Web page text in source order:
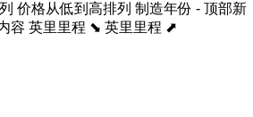
价格从低到高排列 制造年份 - 顶部新
容 英里里程 ⬊ 英里里程 ⬈